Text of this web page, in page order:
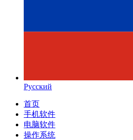
Русский
首页
手机软件
电脑软件
操作系统